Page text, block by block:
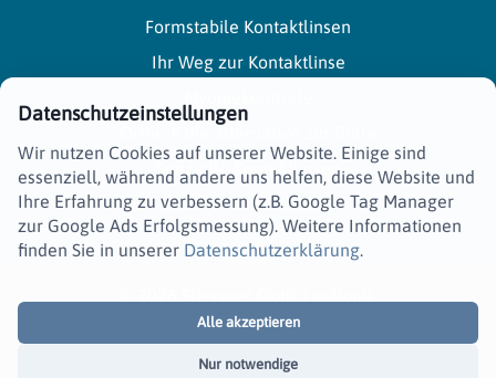
Formstabile Kontaktlinsen
Ihr Weg zur Kontaktlinse
Spezielle Kontaktlinsen
Weiche Kontaktlinsen
Kontakt Über uns
Datenschutz
Datenschutzeinstellungen
Wir nutzen Cookies auf unserer Website. Einige sind
essenziell, während andere uns helfen, diese Website und
Ihre Erfahrung zu verbessern (z.B. Google Tag Manager
zur Google Ads Erfolgsmessung). Weitere Informationen
finden Sie in unserer Datenschutzerklärung.
Essenziell
Erforderliche Cookies ermöglichen Kernfunktionen wie die Seitennavigation
und den Zugriff auf sichere Bereiche. Die Website funktioniert ohne diese
Alle akzeptieren
Nur notwendige